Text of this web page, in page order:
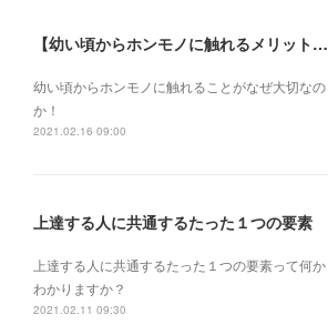
【幼い頃からホンモノに触れるメリットとは？】
幼い頃からホンモノに 触れることがなぜ大切なの
か！
2021.02.16 09:00
上達する人に共通するたった１つの要素
上達する人に共通するたった１つの要素って何か
わかりますか？
2021.02.11 09:30